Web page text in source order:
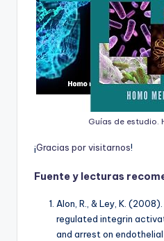
Guías de estudio.
¡Gracias porvisitarnos!
Fuente y lecturas
Alon, R., & Ley, K.
regulated integrin
and arrest on